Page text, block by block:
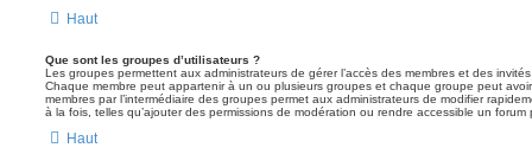
Haut
Que sont les groupes d’utilisateurs ?
Les groupes permettent aux administrateurs de gérer l’accès des membres et des
Chaque membre peut appartenir à un ou plusieurs groupes et chaque groupe peut
membres par l’intermédiaire des groupes permet aux administrateurs de modifier
à la fois, telles qu’ajouter des permissions de modération ou rendre accessible un forum
Haut